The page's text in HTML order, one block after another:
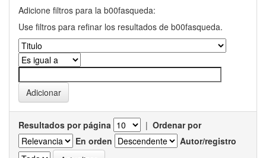
Adicione filtros para la b00fasqueda:
Use filtros para refinar los resultados de b00fasqueda.
Resultados por página | Ordenar por
En orden
Autor/registro